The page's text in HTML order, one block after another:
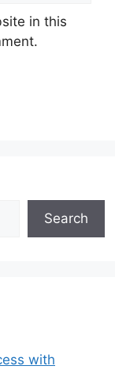
in this
Search
with